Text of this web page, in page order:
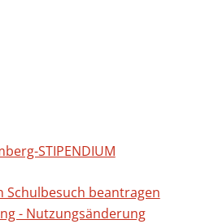
STIPENDIUM
Schulbesuch beantragen
- Nutzungsänderung